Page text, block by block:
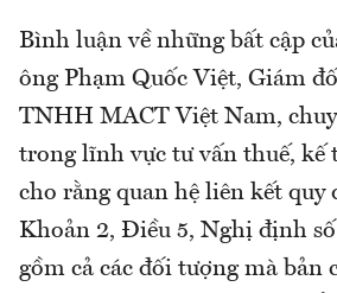
Bình luận về những bất cập
ông Phạm Quốc Việt, Giám
TNHH MACT Việt Nam,
trong lĩnh vực tư vấn thuế, kế
cho rằng quan hệ liên kết
Khoản 2, Điều 5, Nghị định số
gồm cả các đối tượng mà bản